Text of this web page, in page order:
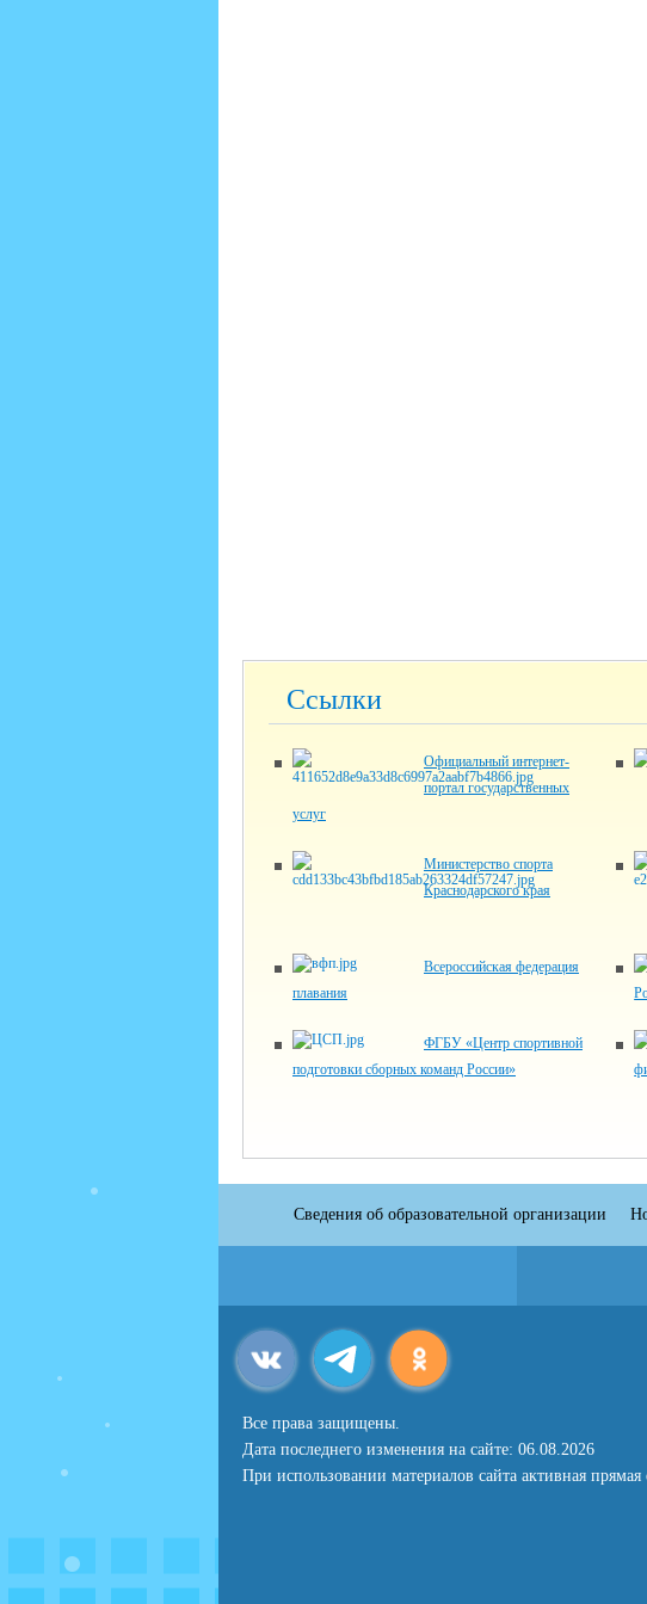
Ссылки
Официальный интернет-
портал государственных
услуг
Министерство спорта
Краснодарского края
Всероссийская федерация
плавания
ФГБУ «Центр спортивной
подготовки сборных команд России»
Сведения об образовательной организации
Все права защищены.
Дата последнего изменения на сайте: 06.08.2026
При использовании материалов сайта активная прямая